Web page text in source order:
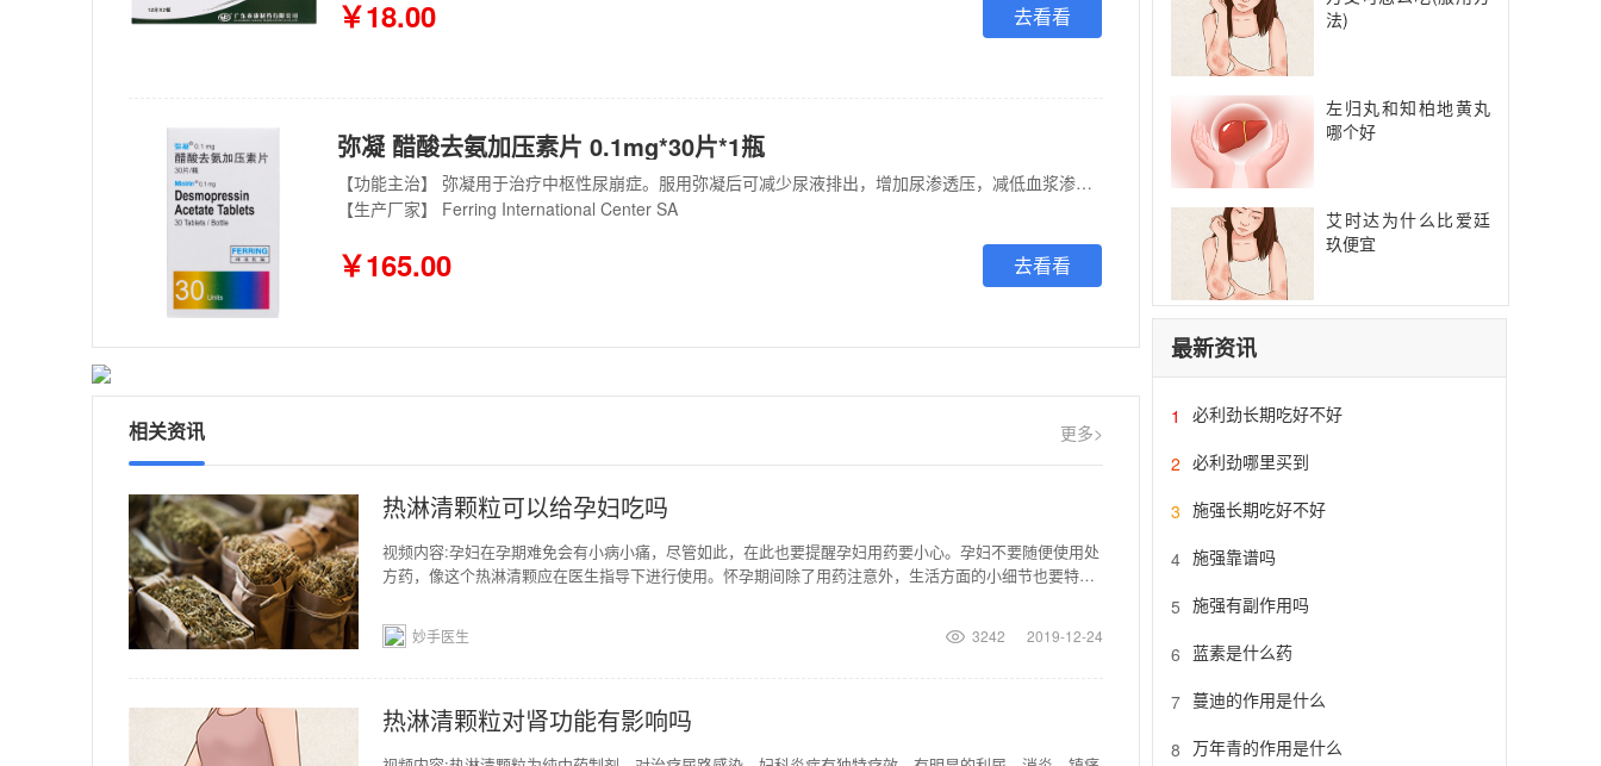
￥18.00 去看看
弥凝 醋酸去氨加压素片 0.1mg*30片*1瓶
【功能主治】 弥凝用于治疗中枢性尿崩症。服用弥凝后可减少尿液排出，增加尿渗透压，减低血浆渗透压，从而减少尿频和夜尿。 弥凝用于治疗六岁或以上患者的夜间遗尿症。
【生产厂家】 Ferring International Center SA
￥165.00 去看看
相关资讯 更多>
热淋清颗粒可以给孕妇吃吗
视频内容:孕妇在孕期难免会有小病小痛，尽管如此，在此也要提醒孕妇用药要小心。孕妇不要随便使用处
方药，像这个热淋清颗应在医生指导下进行使用。怀孕期间除了用药注意外，生活方面的小细节也要特别
妙手医生 3242 2019-12-24
热淋清颗粒对肾功能有影响吗
法)
左归丸和知柏地黄丸
哪个好
艾时达为什么比爱廷
玖便宜
最新资讯
1 必利劲长期吃好不好
2 必利劲哪里买到
3 施强长期吃好不好
4 施强靠谱吗
5 施强有副作用吗
6 蓝素是什么药
7 蔓迪的作用是什么
8 万年青的作用是什么